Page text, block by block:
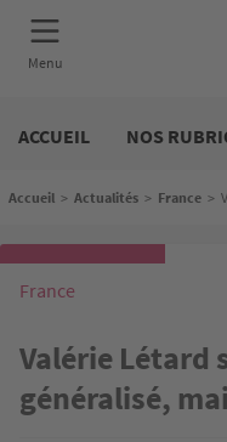
contenu
ACCUEIL
NOS
Fil d'Ariane
Accueil > Actualités > France >
France
Valérie Létard
généralisé,